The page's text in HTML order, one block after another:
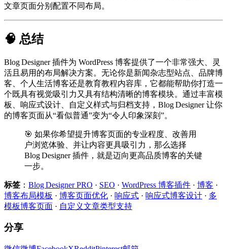
文章页面分别配置不同布局。
🧠 总结
Blog Designer 插件为 WordPress 博客提供了一个非常强大、灵
活且易用的布局解决方案。无论你是新闻杂志型站点、品牌博
客、个人生活博客还是教育教程内容库，它都能帮助你打造一
个既具有视觉吸引力又具有结构清晰的博客模块。通过丰富模
板、响应式设计、自定义样式与归档支持，Blog Designer 让你
的博客页面从“看似普通”变为“令人印象深刻”。
🎯 如果你希望提升博客页面的专业程度、改善用
户浏览体验、并让内容更具吸引力，那么选择
Blog Designer 插件，就是迈向更高品质博客的关键
一步。
标签 ： Blog Designer PRO · SEO · WordPress 博客插件 · 博客 ·
博客布局模板 · 博客页面优化 · 响应式 · 响应式博客设计 · 多
模板博客页面 · 自定义文章类型支持
分享